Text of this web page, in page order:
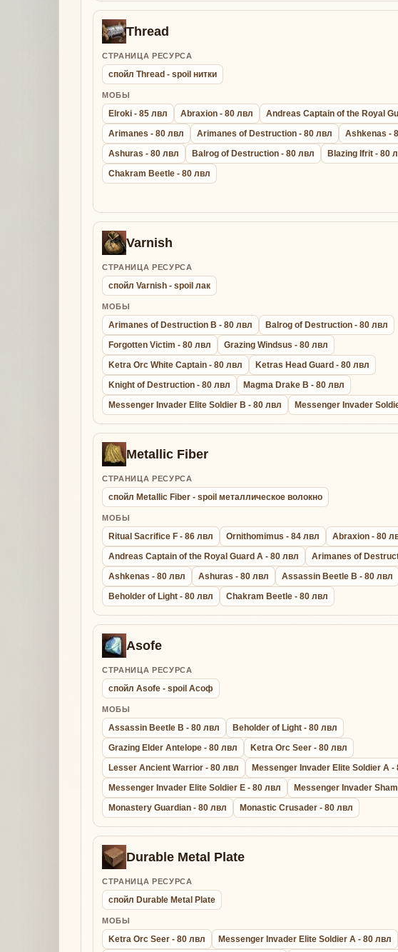
Thread
СТРАНИЦА РЕСУРСА
спойл Thread - spoil нитки
МОБЫ
Elroki - 85 лвл Abraxion - 80 лвл
Andreas Captain of the Royal
Arimanes - 80 лвл
Arimanes of Destruction - 80 лвл
Ashkenas -
Ashuras - 80 лвл
Balrog of Destruction - 80 лвл
Blazing Ifrit - 80
Chakram Beetle - 80 лвл
Varnish
СТРАНИЦА РЕСУРСА
спойл Varnish - spoil лак
МОБЫ
Arimanes of Destruction B - 80 лвл
Balrog of Destruction - 80 лвл
Forgotten Victim - 80 лвл
Grazing Windsus - 80 лвл
Ketra Orc White Captain - 80 лвл
Ketras Head Guard - 80 лвл
Knight of Destruction - 80 лвл
Magma Drake B - 80 лвл
Messenger Invader Elite Soldier B - 80 лвл
Messenger Invader
Metallic Fiber
СТРАНИЦА РЕСУРСА
спойл Metallic Fiber - spoil металлическое волокно
МОБЫ
Ritual Sacrifice F - 86 лвл Ornithomimus - 84 лвл
Abraxion - 80
Andreas Captain of the Royal Guard A - 80 лвл
Arimanes of
Ashkenas - 80 лвл
Ashuras - 80 лвл
Assassin Beetle B - 80 лвл
Beholder of Light - 80 лвл
Chakram Beetle - 80 лвл
Asofe
СТРАНИЦА РЕСУРСА
спойл Asofe - spoil Асоф
МОБЫ
Assassin Beetle B - 80 лвл
Beholder of Light - 80 лвл
Grazing Elder Antelope - 80 лвл
Ketra Orc Seer - 80 лвл
Lesser Ancient Warrior - 80 лвл
Messenger Invader Elite Soldier A -
Messenger Invader Elite Soldier E - 80 лвл
Messenger Invader
Monastery Guardian - 80 лвл
Monastic Crusader - 80 лвл
Durable Metal Plate
СТРАНИЦА РЕСУРСА
спойл Durable Metal Plate
МОБЫ
Ketra Orc Seer - 80 лвл Messenger Invader Elite Soldier A - 80 лвл